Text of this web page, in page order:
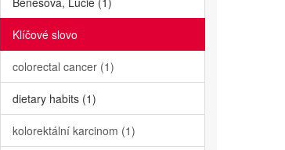
Klíčové slovo
colorectal cancer (1)
dietary habits (1)
kolorektální karcinom (1)